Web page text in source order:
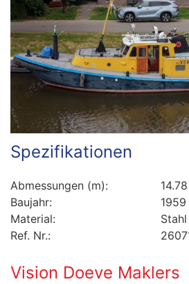
Spezifikationen
Abmessungen (m):
Baujahr:
1959
Material:
Stahl
Ref. Nr.:
Vision Doeve Maklers